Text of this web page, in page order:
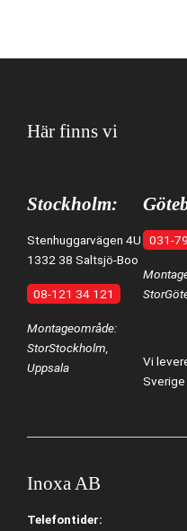
Här finns vi
Stockholm:
Stenhuggarvägen 4U
1332 38 Saltsjö-Boo
08-121 34 121
Montageområde:
StorStockholm,
Uppsala
031-
Vi
Sverige
Inoxa AB
Telefontider: